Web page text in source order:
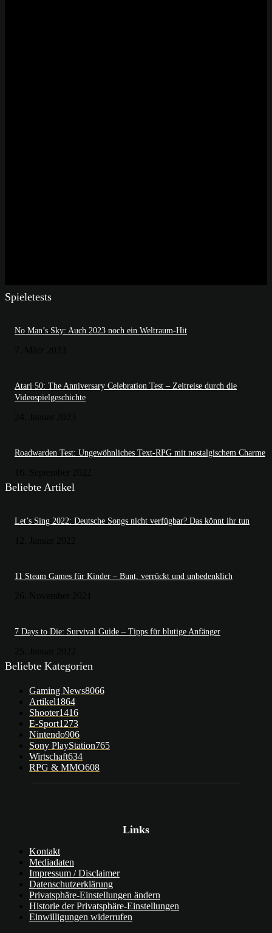
Spieletests
No Man’s Sky: Auch 2023 noch ein Weltraum-Hit
Atari 50: The Anniversary Celebration Test – Zeitreise durch die
Videospielgeschichte
Roadwarden Test: Ungewöhnliches Text-RPG mit nostalgischem Charme
Beliebte Artikel
Let’s Sing 2022: Deutsche Songs nicht verfügbar? Das könnt ihr tun
11 Steam Games für Kinder – Bunt, verrückt und unbedenklich
7 Days to Die: Survival Guide – Tipps für blutige Anfänger
Beliebte Kategorien
Gaming News8066
Artikel1864
Shooter1416
E-Sport1273
Nintendo906
Sony PlayStation765
Wirtschaft634
RPG & MMO608
Links
Kontakt
Mediadaten
Impressum / Disclaimer
Datenschutzerklärung
Privatsphäre-Einstellungen ändern
Historie der Privatsphäre-Einstellungen
Einwilligungen widerrufen